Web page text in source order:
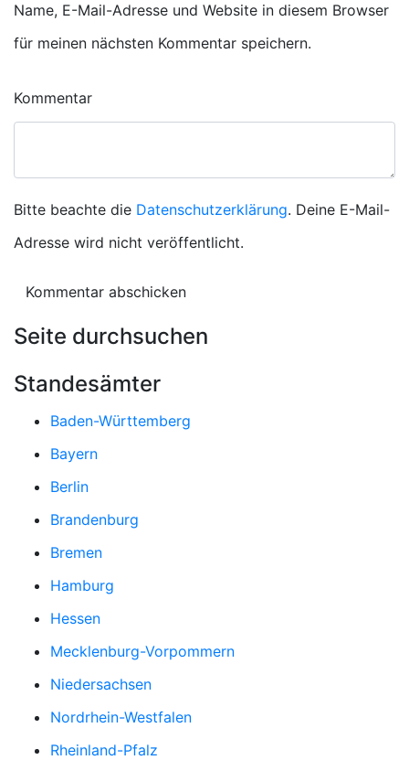
Name, E-Mail-Adresse und Website in diesem Browser
für meinen nächsten Kommentar speichern.
Kommentar
Bitte beachte die Datenschutzerklärung. Deine E-Mail-
Adresse wird nicht veröffentlicht.
Seite durchsuchen
Standesämter
Baden-Württemberg
Bayern
Berlin
Brandenburg
Bremen
Hamburg
Hessen
Mecklenburg-Vorpommern
Niedersachsen
Nordrhein-Westfalen
Rheinland-Pfalz